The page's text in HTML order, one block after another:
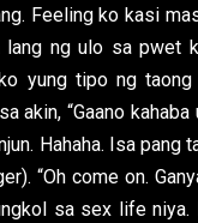
Feeling ko kasi
ng ulo sa pwet
yung tipo ng taong
akin, “Gaano kahaba
Hahaha. Isa pang
“Oh come on.
sa sex life niya.